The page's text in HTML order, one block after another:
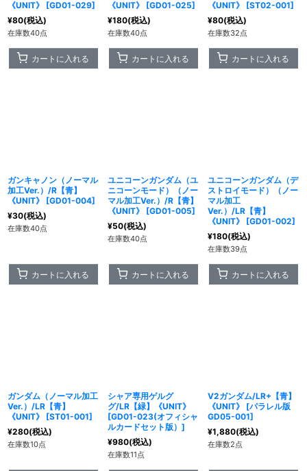
《UNIT》
[GD01-029]
¥80(税込)
在庫数40点
カートに入れる
《UNIT》
[GD01-025]
¥180(税込)
在庫数40点
カートに入れる
《UNIT》
[ST02-001]
¥80(税込)
在庫数32点
カートに入れる
ガンキャノン（ノーマル
加工Ver.）/R【青】
《UNIT》
[GD01-004]
¥30(税込)
在庫数40点
カートに入れる
ユニコーンガンダム（ユ
ニコーンモード）（ノー
マル加工Ver.）/R【青】
《UNIT》
[GD01-005]
¥50(税込)
在庫数40点
カートに入れる
ユニコーンガンダム（デ
ストロイモード）（ノー
マル加工
Ver.）/LR【青】
《UNIT》
[GD01-002]
¥180(税込)
在庫数39点
カートに入れる
ガンダム（ノーマル加工
Ver.）/LR【青】
《UNIT》
[ST01-001]
¥280(税込)
在庫数10点
シャア専用ゲルグ
グ/LR【緑】《UNIT》
[GD01-023(オフィシャ
ルカードセット版） ]
¥980(税込)
在庫数11点
V2ガンダム/LR+【青】
《UNIT》
[パラレル版
GD05-001]
¥1,880(税込)
在庫数2点